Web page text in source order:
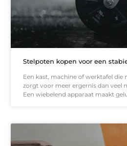
Stelpoten kopen voor een
Een kast, machine of werktafel die
zorgt voor meer ergernis dan veel
Een wiebelend apparaat maakt